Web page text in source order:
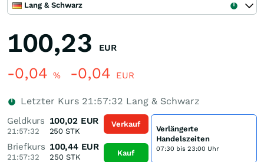
Lang & Schwarz
100,23 EUR
-0,04 % -0,04 EUR
Letzter Kurs 21:57:32 Lang & Schwarz
Geldkurs
21:57:32
100,02 EUR
250 STK
Briefkurs
21:57:32
100,44 EUR
250STK
Verkauf
Kauf
Verlängerte
Handelszeiten
07:30 bis 23:00 Uhr